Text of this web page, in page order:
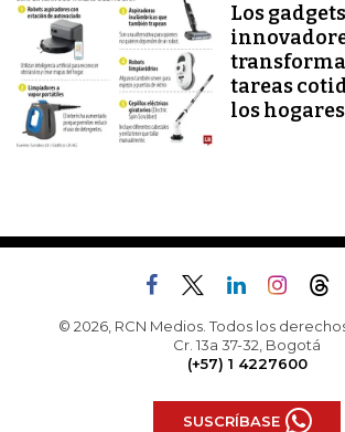
Los gadgets
tareas
los hogares
© 2026, RCN Medios. Todos los
Cr. 13a 37-32, Bogotá
(+57) 1 4227600
SUSCRÍBASE